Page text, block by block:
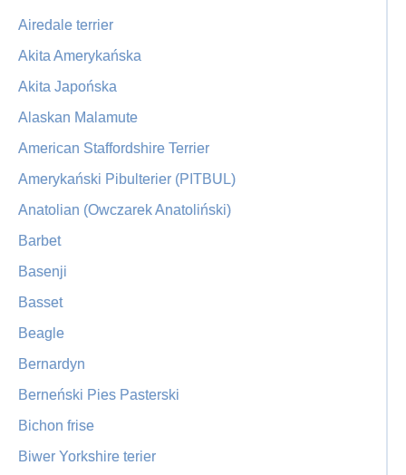
Sidebar
Airedale terrier
Akita Amerykańska
Akita Japońska
Alaskan Malamute
American Staffordshire Terrier
Amerykański Pibulterier (PITBUL)
Anatolian (Owczarek Anatoliński)
Barbet
Basenji
Basset
Beagle
Bernardyn
Berneński Pies Pasterski
Bichon frise
Biwer Yorkshire terier